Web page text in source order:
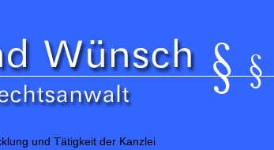
und Tätigkeit der Kanzlei